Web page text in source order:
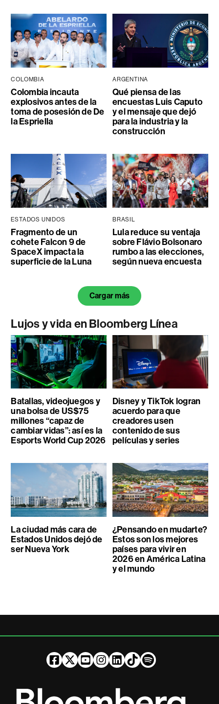
COLOMBIA
Colombia incauta
explosivos antes de la
toma de posesión de De
la Espriella
ARGENTINA
Qué piensa de las
encuestas Luis Caputo
y el mensaje que dejó
para la industria y la
construcción
ESTADOS UNIDOS
Fragmento de un
cohete Falcon 9 de
SpaceX impacta la
superficie de la Luna
BRASIL
Lula reduce su ventaja
sobre Flávio Bolsonaro
rumbo a las elecciones,
según nueva encuesta
Cargar más
Lujos y vida en Bloomberg Línea
Batallas, videojuegos y
una bolsa de US$75
millones “capaz de
cambiar vidas”: así es la
Esports World Cup 2026
Disney y TikTok logran
acuerdo para que
creadores usen
contenido de sus
películas y series
La ciudad más cara de
Estados Unidos dejó de
ser Nueva York
¿Pensando en mudarte?
Estos son los mejores
países para vivir en
2026 en América Latina
y el mundo